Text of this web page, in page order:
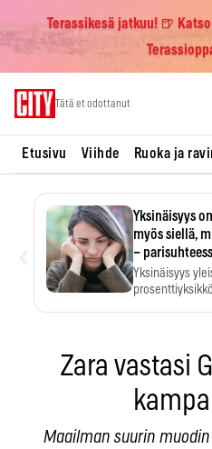
Terassikesä jatkuu! 🍺
Tätä et odottanut
Etusivu Viihde Ruoka ja
Yksinäisyys
myös siellä,
–
Yksinäisyys
Zara vastasi
Maailman suurin